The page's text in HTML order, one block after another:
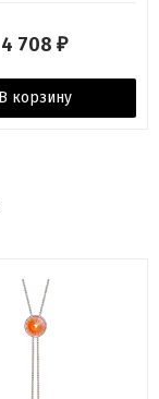
4 708 ₽
В корзину